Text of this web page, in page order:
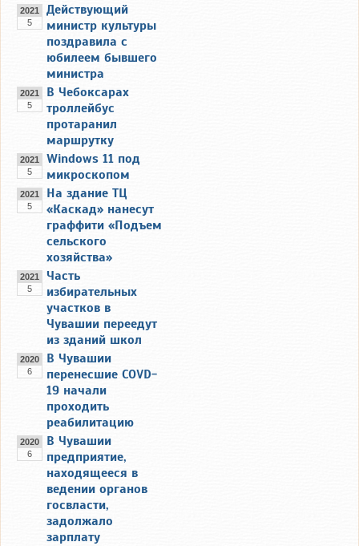
2021
5
Действующий
министр культуры
поздравила с
юбилеем бывшего
министра
2021
5
В Чебоксарах
троллейбус
протаранил
маршрутку
2021
5
Windows 11 под
микроскопом
2021
5
На здание ТЦ
«Каскад» нанесут
граффити «Подъем
сельского
хозяйства»
2021
5
Часть
избирательных
участков в
Чувашии переедут
из зданий школ
2020
6
В Чувашии
перенесшие COVD-
19 начали
проходить
реабилитацию
2020
6
В Чувашии
предприятие,
находящееся в
ведении органов
госвласти,
задолжало
зарплату